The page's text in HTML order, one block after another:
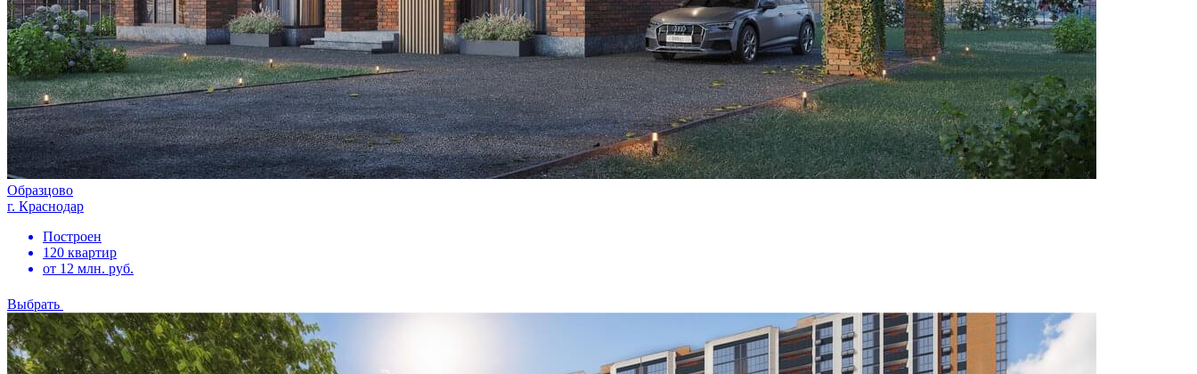
Образцово
г. Краснодар
Построен
120 квартир
от 12 млн. руб.
Выбрать